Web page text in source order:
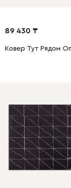
89 430
Ковер Тут Рядом